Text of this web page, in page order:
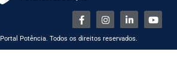
Potência. Todos os direitos reservados.